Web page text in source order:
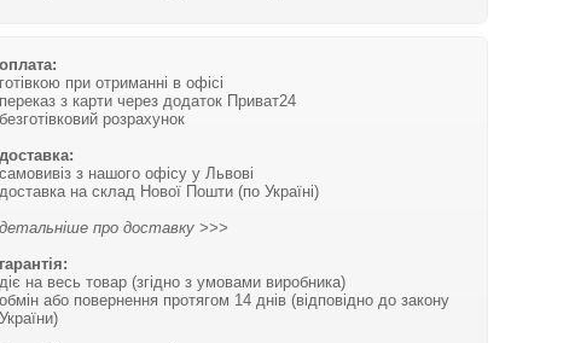
оплата:
готівкою при отриманні в офісі
переказ з карти через додаток Приват24
безготівковий розрахунок
доставка:
самовивіз з нашого офісу у Львові
доставка на склад Нової Пошти (по Україні)
детальніше про доставку >>>
гарантія:
діє на весь товар (згідно з умовами виробника)
обмін або повернення протягом 14 днів (відповідно до закону
України)